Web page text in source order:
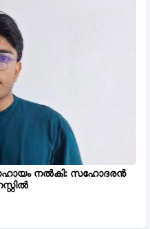
നൽകി: സഹോദരൻ